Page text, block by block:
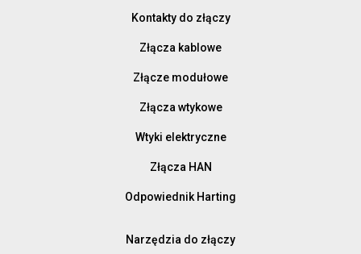
Kontakty do złączy
Złącza kablowe
Złącze modułowe
Złącza wtykowe
Wtyki elektryczne
Złącza HAN
Odpowiednik Harting
Narzędzia do złączy